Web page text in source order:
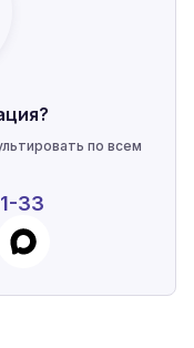
по всем
33